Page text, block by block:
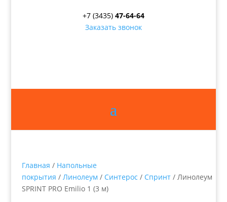
+7 (3435) 47-64-64
Заказать звонок
Главная / Напольные
покрытия / Линолеум / Синтерос / Спринт/ Линолеум
SPRINT PRO Emilio 1 (3 м)